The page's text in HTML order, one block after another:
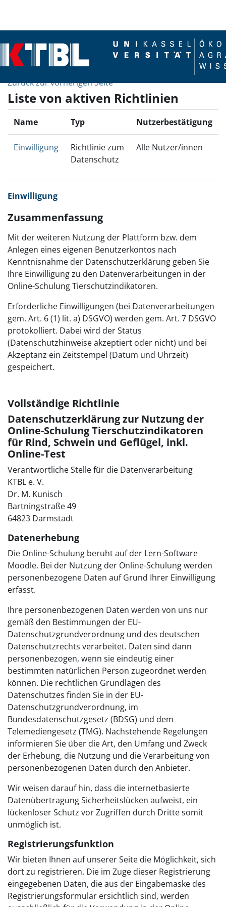
Zurück zur vorherigen Seite
Liste von aktiven Richtlinien
Name Typ Nutzerbestätigung
Einwilligung
Richtlinie zum
Datenschutz
Alle Nutzer/innen
Einwilligung
Zusammenfassung
Mit der weiteren Nutzung der Plattform bzw. dem
Anlegen eines eigenen Benutzerkontos nach
Kenntnisnahme der Datenschutzerklärung geben Sie
Ihre Einwilligung zu den Datenverarbeitungen in der
Online-Schulung Tierschutzindikatoren.
Erforderliche Einwilligungen (bei Datenverarbeitungen
gem. Art. 6 (1) lit. a) DSGVO) werden gem. Art. 7 DSGVO
protokolliert. Dabei wird der Status
(Datenschutzhinweise akzeptiert oder nicht) und bei
Akzeptanz ein Zeitstempel (Datum und Uhrzeit)
gespeichert.
Vollständige Richtlinie
Datenschutzerklärung zur Nutzung der
Online-Schulung Tierschutzindikatoren
für Rind, Schwein und Geflügel, inkl.
Online-Test
Verantwortliche Stelle für die Datenverarbeitung
KTBL e. V.
Dr. M. Kunisch
Bartningstraße 49
64823 Darmstadt
Datenerhebung
Die Online-Schulung beruht auf der Lern-Software
Moodle. Bei der Nutzung der Online-Schulung werden
personenbezogene Daten auf Grund Ihrer Einwilligung
erfasst.
Ihre personenbezogenen Daten werden von uns nur
gemäß den Bestimmungen der EU-
Datenschutzgrundverordnung und des deutschen
Datenschutzrechts verarbeitet. Daten sind dann
personenbezogen, wenn sie eindeutig einer
bestimmten natürlichen Person zugeordnet werden
können. Die rechtlichen Grundlagen des
Datenschutzes finden Sie in der EU-
Datenschutzgrundverordnung, im
Bundesdatenschutzgesetz (BDSG) und dem
Telemediengesetz (TMG). Nachstehende Regelungen
informieren Sie über die Art, den Umfang und Zweck
der Erhebung, die Nutzung und die Verarbeitung von
personenbezogenen Daten durch den Anbieter.
Wir weisen darauf hin, dass die internetbasierte
Datenübertragung Sicherheitslücken aufweist, ein
lückenloser Schutz vor Zugriffen durch Dritte somit
unmöglich ist.
Registrierungsfunktion
Wir bieten Ihnen auf unserer Seite die Möglichkeit, sich
dort zu registrieren. Die im Zuge dieser Registrierung
eingegebenen Daten, die aus der Eingabemaske des
Registrierungsformular ersichtlich sind, werden